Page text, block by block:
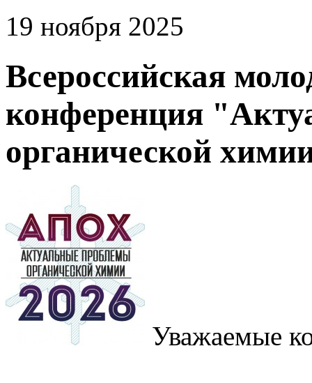
19 ноября 2025
Всероссийская
конференция
органической
Уважаемые